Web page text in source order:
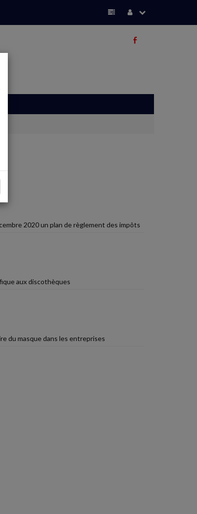
b
2020 un plan de règlement des impôts
aux discothèques
du masque dans les entreprises